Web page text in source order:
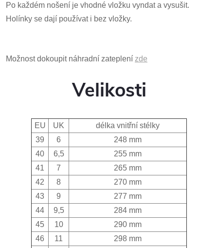
Po každém nošení je vhodné vložku vyndat a vysušit.
Holínky se dají používat i bez vložky.
Možnost dokoupit náhradní zateplení zde
Velikosti
EU UK
délka vnitřní stélky
39
6
248 mm
40
6,5
255 mm
41
7
265 mm
42
8
270 mm
43
9
277 mm
44
9,5
284 mm
45
10
290 mm
46
11
298 mm